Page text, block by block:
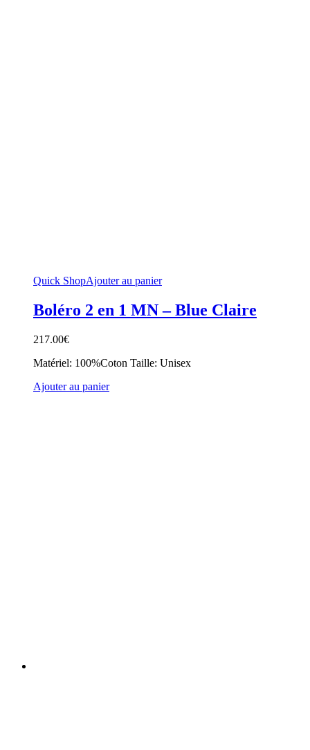
Quick ShopAjouter au panier
Boléro 2 en 1 MN – Blue Claire
217.00€
Matériel: 100%Coton Taille: Unisex
Ajouter au panier